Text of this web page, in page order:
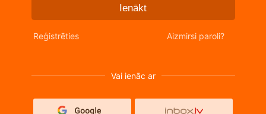
Ienākt
Reģistrēties Aizmirsi paroli?
Vai ienāc ar